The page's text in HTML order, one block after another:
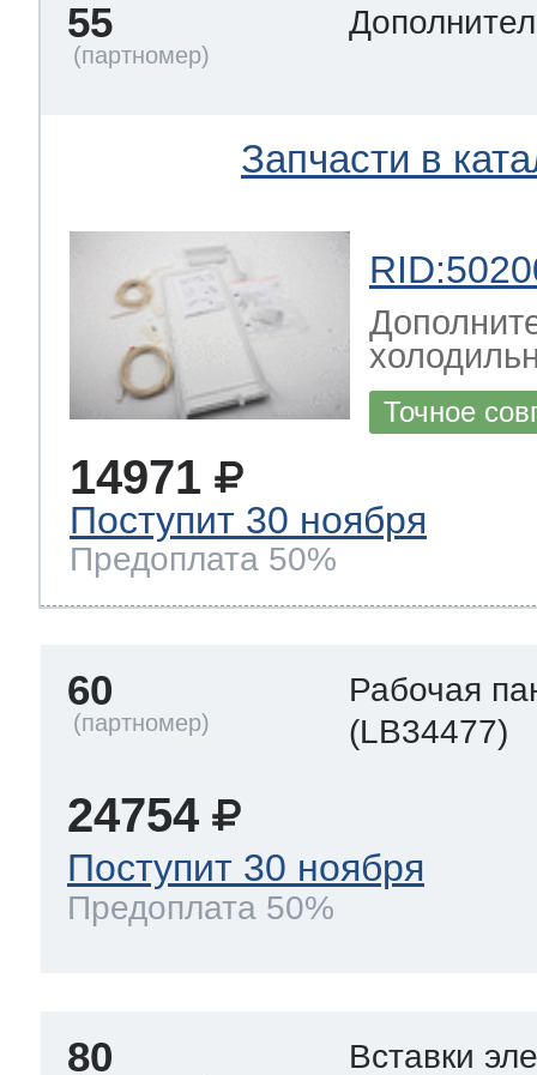
55
Запчасти в
Точное
14971
Поступит 30 ноября
Предоплата 50%
60
Рабочая
(LB34477)
24754
Поступит 30 ноября
Предоплата 50%
80
Вставки